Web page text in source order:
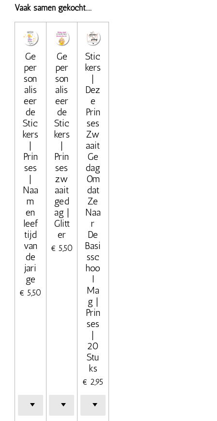
Vaak samen gekocht....
Ge
per
son
alis
eer
de
Stic
kers
|
Prin
ses
|
Naa
m
en
leef
tijd
van
de
jari
ge
€ 5,50
Ge
per
son
alis
eer
de
Stic
kers
|
Prin
ses
zw
aait
ged
ag |
Glitt
er
€ 5,50
Stic
kers
|
Dez
e
Prin
ses
Zw
aait
Ge
dag
Om
dat
Ze
Naa
r
De
Basi
ssc
hoo
l
Ma
g |
Prin
ses
|
20
Stu
ks
€ 2,95